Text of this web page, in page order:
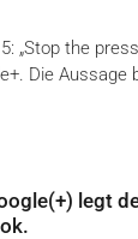
„Stop the
Die Aussage
legt